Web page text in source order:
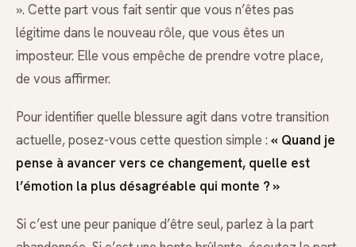
». Cette part vous fait sentir que vous n’êtes pas
légitime dans le nouveau rôle, que vous êtes un
imposteur. Elle vous empêche de prendre votre place,
de vous affirmer.
Pour identifier quelle blessure agit dans votre transition
actuelle, posez-vous cette question simple : « Quand je
pense à avancer vers ce changement, quelle est
l’émotion la plus désagréable qui monte ? »
Si c’est une peur panique d’être seul, parlez à la part